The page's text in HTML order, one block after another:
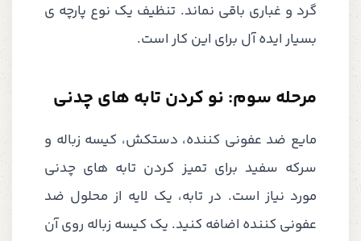
گرد و غباری باقی نماند. تنظیف یک نوع پارچه ی
بسیار ایده آل برای این کار است.
مرحله سوم: نو کردن تابه های چدنی
مایع ضد عفونی کننده، دستکش، کیسه زباله و
سرکه سفید برای تمیز کردن تابه های چدنی
مورد نیاز است. در تابه، یک لایه از محلول ضد
عفونی کننده اضافه کنید. یک کیسه زباله روی آن